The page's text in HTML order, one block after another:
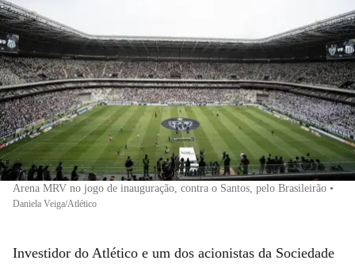
Arena MRV no jogo de inauguração, contra o Santos, pelo Brasileirão •
Daniela Veiga/Atlético
Investidor do Atlético e um dos acionistas da Sociedade